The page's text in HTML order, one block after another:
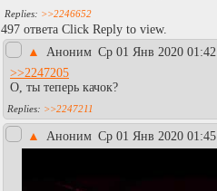
>>2246652
497 ответа Click Reply to view.
▲
Аноним Ср 01 Янв 2020 01:42
>>2247205
О, ты теперь качок?
>>2247211
▲ Аноним Ср 01 Янв 2020 01:45